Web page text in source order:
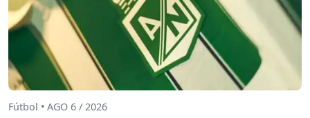
Fútbol • AGO 6 / 2026